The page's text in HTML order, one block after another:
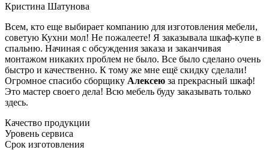
Кристина Шатунова
Всем, кто еще выбирает компанию для изготовления мебели,
советую Кухни мол! Не пожалеете! Я заказывала шкаф-купе в
спальню. Начиная с обсуждения заказа и заканчивая
монтажом никаких проблем не было. Все было сделано очень
быстро и качественно. К тому же мне ещё скидку сделали!
Огромное спасибо сборщику Алексею за прекрасный шкаф!
Это мастер своего дела! Всю мебель буду заказывать только
здесь.
Качество продукции
Уровень сервиса
Срок изготовления